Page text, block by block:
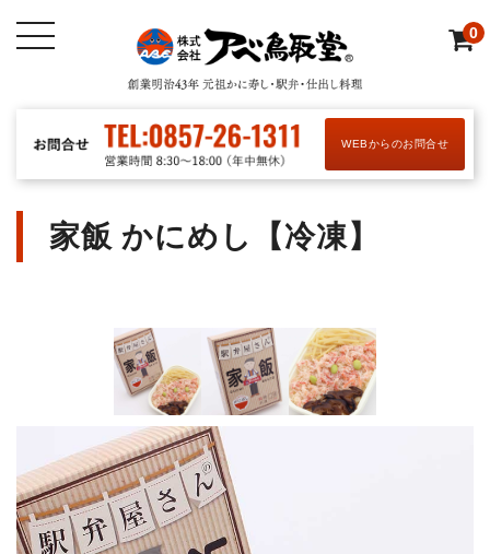
WEBからのお問合せ
0
家飯 かにめし【冷凍】